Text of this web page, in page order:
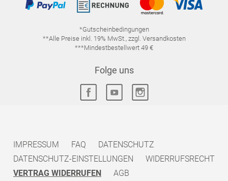
*Gutscheinbedingungen
**Alle Preise inkl. 19% MwSt., zzgl. Versandkosten
***Mindestbestellwert 49 €
Folge uns
IMPRESSUM FAQ
DATENSCHUTZ
DATENSCHUTZ-EINSTELLUNGEN
WIDERRUFSRECHT
VERTRAG WIDERRUFEN
AGB